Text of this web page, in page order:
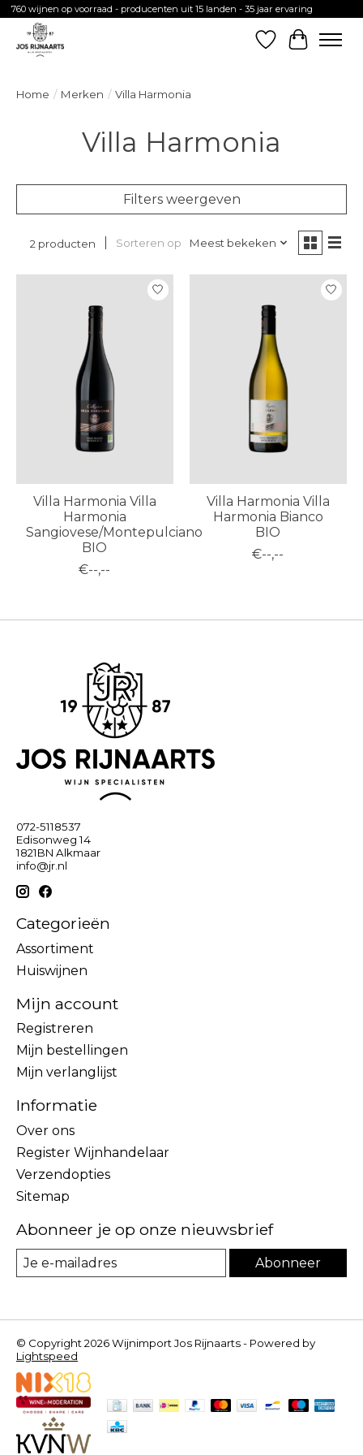
760 wijnen op voorraad - producenten uit 15 landen - 35 jaar ervaring
Verlanglijst
Home / Merken / Villa Harmonia
Villa Harmonia
Filters weergeven
2 producten Sorteren op Meest bekeken
Villa Harmonia Villa
Harmonia
Sangiovese/Montepulciano
BIO
€--,--
Villa Harmonia Villa
Harmonia Bianco
BIO
€--,--
072-5118537
Edisonweg 14
1821BN Alkmaar
info@jr.nl
Categorieën
Assortiment
Huiswijnen
Mijn account
Registreren
Mijn bestellingen
Mijn verlanglijst
Informatie
Over ons
Register Wijnhandelaar
Verzendopties
Sitemap
Abonneer je op onze nieuwsbrief
Abonneer
© Copyright 2026 Wijnimport Jos Rijnaarts - Powered by
Lightspeed